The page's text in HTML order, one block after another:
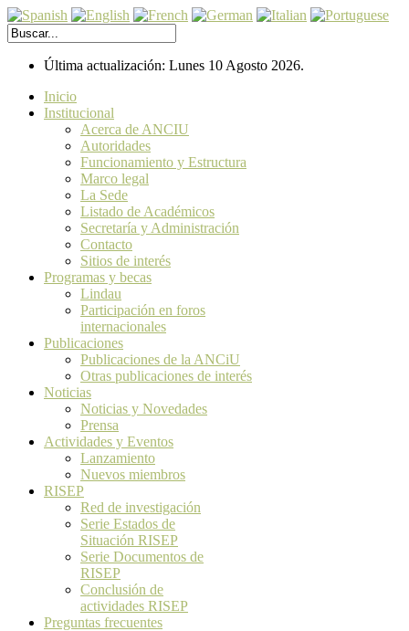
Última actualización: Lunes 10 Agosto 2026.
Inicio
Institucional
Acerca de ANCIU
Autoridades
Funcionamiento y Estructura
Marco legal
La Sede
Listado de Académicos
Secretaría y Administración
Contacto
Sitios de interés
Programas y becas
Lindau
Participación en foros
internacionales
Publicaciones
Publicaciones de la ANCiU
Otras publicaciones de interés
Noticias
Noticias y Novedades
Prensa
Actividades y Eventos
Lanzamiento
Nuevos miembros
RISEP
Red de investigación
Serie Estados de
Situación RISEP
Serie Documentos de
RISEP
Conclusión de
actividades RISEP
Preguntas frecuentes